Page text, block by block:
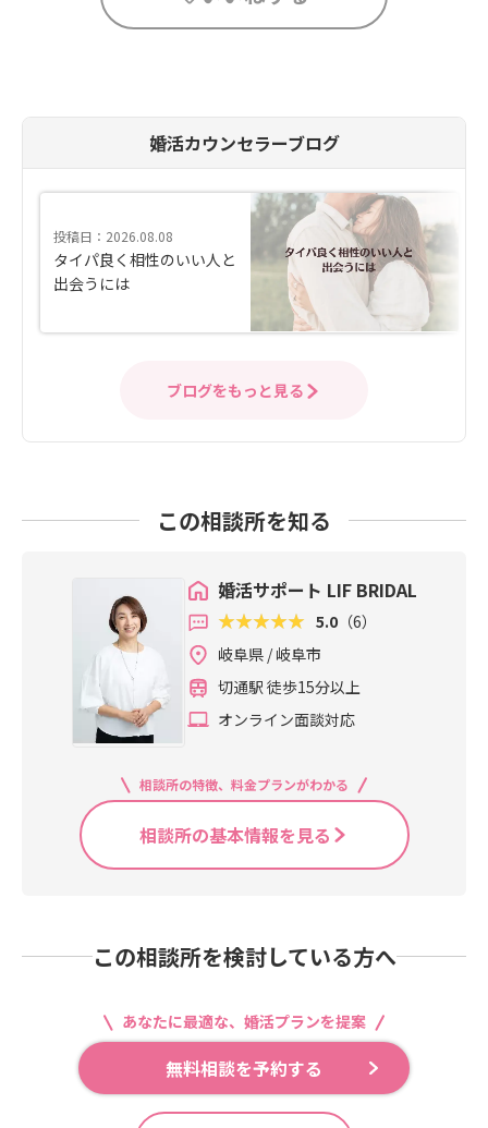
婚活カウンセラーブログ
投稿日：2026.08.08
タイパ良く相性のいい人と
出会うには
ブログをもっと見る
この相談所を知る
婚活サポート LIF BRIDAL
5.0（6）
岐阜県 / 岐阜市
切通駅 徒歩15分以上
オンライン面談対応
相談所の特徴、料金プランがわかる
相談所の基本情報を見る
この相談所を検討している方へ
あなたに最適な、婚活プランを提案
無料相談を予約する